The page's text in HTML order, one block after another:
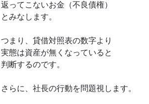
返ってこないお金（不良債権）
とみなします。
つまり、貸借対照表の数字より
実態は資産が無くなっていると
判断するのです。
さらに、社長の行動を問題視します。